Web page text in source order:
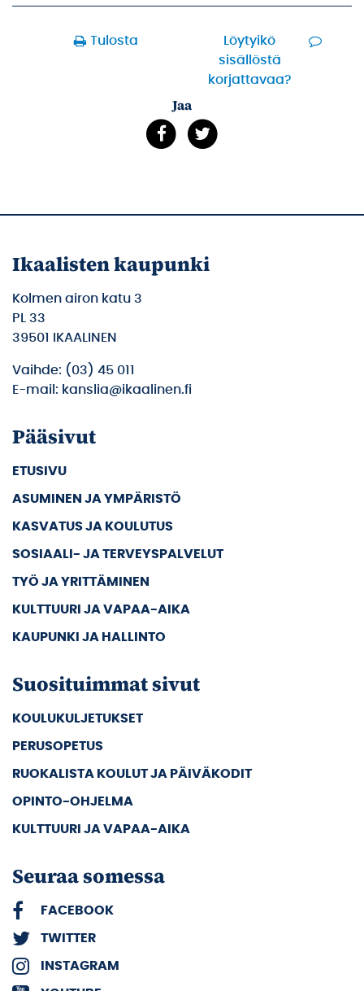
Tulosta
Löytyikö
sisällöstä
korjattavaa?
Jaa
Ikaalisten kaupunki
Kolmen airon katu 3
PL 33
39501 IKAALINEN
Vaihde: (03) 45 011
E-mail: kanslia@ikaalinen.fi
Pääsivut
ETUSIVU
ASUMINEN JA YMPÄRISTÖ
KASVATUS JA KOULUTUS
SOSIAALI- JA TERVEYSPALVELUT
TYÖ JA YRITTÄMINEN
KULTTUURI JA VAPAA-AIKA
KAUPUNKI JA HALLINTO
Suosituimmat sivut
KOULUKULJETUKSET
PERUSOPETUS
RUOKALISTA KOULUT JA PÄIVÄKODIT
OPINTO-OHJELMA
KULTTUURI JA VAPAA-AIKA
Seuraa somessa
FACEBOOK
TWITTER
INSTAGRAM